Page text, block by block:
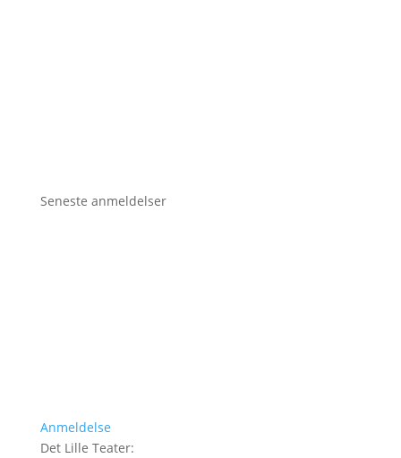
Seneste anmeldelser
Anmeldelse
Det Lille Teater: